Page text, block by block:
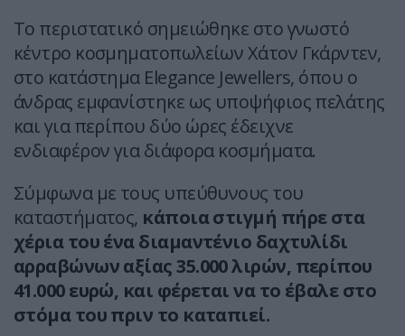
Το περιστατικό σημειώθηκε στο γνωστό
κέντρο κοσμηματοπωλείων Χάτον Γκάρντεν,
στο κατάστημα Elegance Jewellers, όπου ο
άνδρας εμφανίστηκε ως υποψήφιος πελάτης
και για περίπου δύο ώρες έδειχνε
ενδιαφέρον για διάφορα κοσμήματα.
Σύμφωνα με τους υπεύθυνους του
καταστήματος, κάποια στιγμή πήρε στα
χέρια του ένα διαμαντένιο δαχτυλίδι
αρραβώνων αξίας 35.000 λιρών, περίπου
41.000 ευρώ, και φέρεται να το έβαλε στο
στόμα του πριν το καταπιεί.